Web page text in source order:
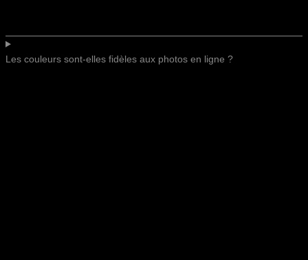
Les couleurs sont-elles fidèles aux photos en ligne ?